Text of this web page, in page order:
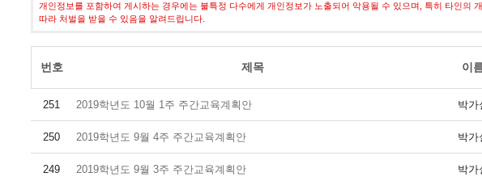
개인정보를 포함하여 게시하는 경우에는 불특정 다수에게 개인정보가 노출되어 악용될 수 있으며, 특히 타인의
따라 처벌을 받을 수 있음을 알려드립니다.
번호 제목 이
251 2019학년도 10월 1주 주간교육계획안 박가
250 2019학년도 9월 4주 주간교육계획안 박가
249 2019학년도 9월 3주 주간교육계획안 박가